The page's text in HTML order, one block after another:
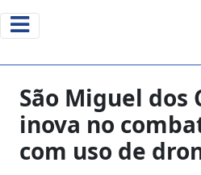
São Miguel dos
inova no
com uso de